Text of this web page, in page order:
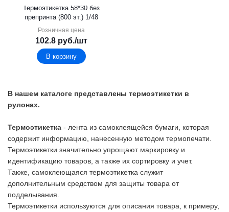
Термоэтикетка 58*30 без
препринта (800 эт.) 1/48
Розничная цена
102.8 руб./шт
В корзину
В нашем каталоге представлены термоэтикетки в
рулонах.
Термоэтикетка - лента из самоклеящейся бумаги, которая
содержит информацию, нанесенную методом термопечати.
Термоэтикетки значительно упрощают маркировку и
идентификацию товаров, а также их сортировку и учет.
Также, самоклеющаяся термоэтикетка служит
дополнительным средством для защиты товара от
подделывания.
Термоэтикетки используются для описания товара, к примеру,